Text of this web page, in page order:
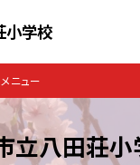
小学校
ニュー
立八田荘小